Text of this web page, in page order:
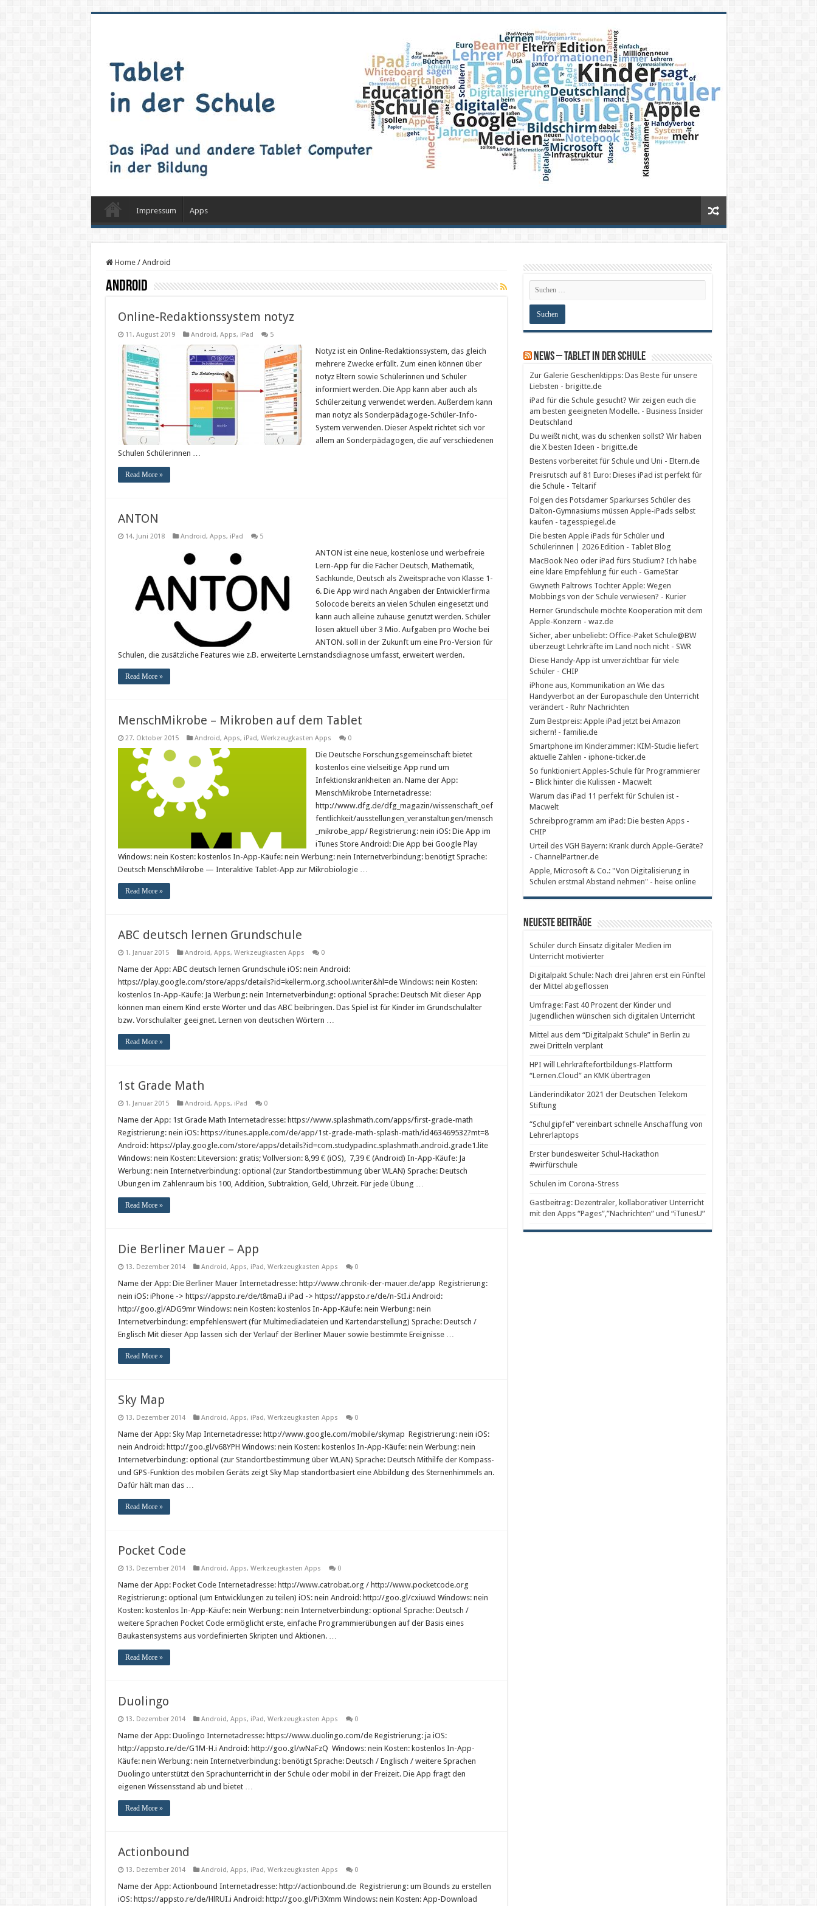
Impressum Apps
Home / Android
Android
Online-Redaktionssystem notyz
11. August 2019 Android, Apps, iPad 5
Notyz ist ein Online-Redaktionssystem, das gleich
mehrere Zwecke erfüllt. Zum einen können über
notyz Eltern sowie Schülerinnen und Schüler
informiert werden. Die App kann aber auch als
Schülerzeitung verwendet werden. Außerdem kann
man notyz als Sonderpädagoge-Schüler-Info-
System verwenden. Dieser Aspekt richtet sich vor
allem an Sonderpädagogen, die auf verschiedenen
Schulen Schülerinnen …
Read More »
ANTON
14. Juni 2018 Android, Apps, iPad 5
ANTON ist eine neue, kostenlose und werbefreie
Lern-App für die Fächer Deutsch, Mathematik,
Sachkunde, Deutsch als Zweitsprache von Klasse 1-
6. Die App wird nach Angaben der Entwicklerfirma
Solocode bereits an vielen Schulen eingesetzt und
kann auch alleine zuhause genutzt werden. Schüler
lösen aktuell über 3 Mio. Aufgaben pro Woche bei
ANTON. soll in der Zukunft um eine Pro-Version für
Schulen, die zusätzliche Features wie z.B. erweiterte Lernstandsdiagnose umfasst, erweitert werden.
Read More »
MenschMikrobe – Mikroben auf dem Tablet
27. Oktober 2015 Android, Apps, iPad, Werkzeugkasten Apps 0
Die Deutsche Forschungsgemeinschaft bietet
kostenlos eine vielseitige App rund um
Infektionskrankheiten an. Name der App:
MenschMikrobe Internetadresse:
http://www.dfg.de/dfg_magazin/wissenschaft_oef
fentlichkeit/ausstellungen_veranstaltungen/mensch
_mikrobe_app/ Registrierung: nein iOS: Die App im
iTunes Store Android: Die App bei Google Play
Windows: nein Kosten: kostenlos In-App-Käufe: nein Werbung: nein Internetverbindung: benötigt Sprache:
Deutsch MenschMikrobe — Interaktive Tablet-App zur Mikrobiologie …
Read More »
ABC deutsch lernen Grundschule
1. Januar 2015 Android, Apps, Werkzeugkasten Apps 0
Name der App: ABC deutsch lernen Grundschule iOS: nein Android:
https://play.google.com/store/apps/details?id=kellerm.org.school.writer&hl=de Windows: nein Kosten:
kostenlos In-App-Käufe: Ja Werbung: nein Internetverbindung: optional Sprache: Deutsch Mit dieser App
können man einem Kind erste Wörter und das ABC beibringen. Das Spiel ist für Kinder im Grundschulalter
bzw. Vorschulalter geeignet. Lernen von deutschen Wörtern …
Read More »
1st Grade Math
1. Januar 2015 Android, Apps, iPad 0
Name der App: 1st Grade Math Internetadresse: https://www.splashmath.com/apps/first-grade-math
Registrierung: nein iOS: https://itunes.apple.com/de/app/1st-grade-math-splash-math/id463469532?mt=8
Android: https://play.google.com/store/apps/details?id=com.studypadinc.splashmath.android.grade1.lite
Windows: nein Kosten: Liteversion: gratis; Vollversion: 8,99 € (iOS), 7,39 € (Android) In-App-Käufe: Ja
Werbung: nein Internetverbindung: optional (zur Standortbestimmung über WLAN) Sprache: Deutsch
Übungen im Zahlenraum bis 100, Addition, Subtraktion, Geld, Uhrzeit. Für jede Übung …
Read More »
Die Berliner Mauer – App
13. Dezember 2014 Android, Apps, iPad, Werkzeugkasten Apps 0
Name der App: Die Berliner Mauer Internetadresse: http://www.chronik-der-mauer.de/app Registrierung:
nein iOS: iPhone -> https://appsto.re/de/t8maB.i iPad -> https://appsto.re/de/n-StI.i Android:
http://goo.gl/ADG9mr Windows: nein Kosten: kostenlos In-App-Käufe: nein Werbung: nein
Internetverbindung: empfehlenswert (für Multimediadateien und Kartendarstellung) Sprache: Deutsch /
Englisch Mit dieser App lassen sich der Verlauf der Berliner Mauer sowie bestimmte Ereignisse …
Read More »
Sky Map
13. Dezember 2014 Android, Apps, iPad, Werkzeugkasten Apps 0
Name der App: Sky Map Internetadresse: http://www.google.com/mobile/skymap Registrierung: nein iOS:
nein Android: http://goo.gl/v68YPH Windows: nein Kosten: kostenlos In-App-Käufe: nein Werbung: nein
Internetverbindung: optional (zur Standortbestimmung über WLAN) Sprache: Deutsch Mithilfe der Kompass-
und GPS-Funktion des mobilen Geräts zeigt Sky Map standortbasiert eine Abbildung des Sternenhimmels an.
Dafür hält man das …
Read More »
Pocket Code
13. Dezember 2014 Android, Apps, Werkzeugkasten Apps 0
Name der App: Pocket Code Internetadresse: http://www.catrobat.org / http://www.pocketcode.org
Registrierung: optional (um Entwicklungen zu teilen) iOS: nein Android: http://goo.gl/cxiuwd Windows: nein
Kosten: kostenlos In-App-Käufe: nein Werbung: nein Internetverbindung: optional Sprache: Deutsch /
weitere Sprachen Pocket Code ermöglicht erste, einfache Programmierübungen auf der Basis eines
Baukastensystems aus vordefinierten Skripten und Aktionen. …
Read More »
Duolingo
13. Dezember 2014 Android, Apps, iPad, Werkzeugkasten Apps 0
Name der App: Duolingo Internetadresse: https://www.duolingo.com/de Registrierung: ja iOS:
http://appsto.re/de/G1M-H.i Android: http://goo.gl/wNaFzQ Windows: nein Kosten: kostenlos In-App-
Käufe: nein Werbung: nein Internetverbindung: benötigt Sprache: Deutsch / Englisch / weitere Sprachen
Duolingo unterstützt den Sprachunterricht in der Schule oder mobil in der Freizeit. Die App fragt den
eigenen Wissensstand ab und bietet …
Read More »
Actionbound
13. Dezember 2014 Android, Apps, iPad, Werkzeugkasten Apps 0
Name der App: Actionbound Internetadresse: http://actionbound.de Registrierung: um Bounds zu erstellen
iOS: https://appsto.re/de/HlRUI.i Android: http://goo.gl/Pi3Xmm Windows: nein Kosten: App-Download
News – Tablet in der Schule
Zur Galerie Geschenktipps: Das Beste für unsere
Liebsten - brigitte.de
iPad für die Schule gesucht? Wir zeigen euch die
am besten geeigneten Modelle. - Business Insider
Deutschland
Du weißt nicht, was du schenken sollst? Wir haben
die X besten Ideen - brigitte.de
Bestens vorbereitet für Schule und Uni - Eltern.de
Preisrutsch auf 81 Euro: Dieses iPad ist perfekt für
die Schule - Teltarif
Folgen des Potsdamer Sparkurses Schüler des
Dalton-Gymnasiums müssen Apple-iPads selbst
kaufen - tagesspiegel.de
Die besten Apple iPads für Schüler und
Schülerinnen | 2026 Edition - Tablet Blog
MacBook Neo oder iPad fürs Studium? Ich habe
eine klare Empfehlung für euch - GameStar
Gwyneth Paltrows Tochter Apple: Wegen
Mobbings von der Schule verwiesen? - Kurier
Herner Grundschule möchte Kooperation mit dem
Apple-Konzern - waz.de
Sicher, aber unbeliebt: Office-Paket Schule@BW
überzeugt Lehrkräfte im Land noch nicht - SWR
Diese Handy-App ist unverzichtbar für viele
Schüler - CHIP
iPhone aus, Kommunikation an Wie das
Handyverbot an der Europaschule den Unterricht
verändert - Ruhr Nachrichten
Zum Bestpreis: Apple iPad jetzt bei Amazon
sichern! - familie.de
Smartphone im Kinderzimmer: KIM-Studie liefert
aktuelle Zahlen - iphone-ticker.de
So funktioniert Apples-Schule für Programmierer
– Blick hinter die Kulissen - Macwelt
Warum das iPad 11 perfekt für Schulen ist -
Macwelt
Schreibprogramm am iPad: Die besten Apps -
CHIP
Urteil des VGH Bayern: Krank durch Apple-Geräte?
- ChannelPartner.de
Apple, Microsoft & Co.: "Von Digitalisierung in
Schulen erstmal Abstand nehmen" - heise online
Neueste Beiträge
Schüler durch Einsatz digitaler Medien im
Unterricht motivierter
Digitalpakt Schule: Nach drei Jahren erst ein Fünftel
der Mittel abgeflossen
Umfrage: Fast 40 Prozent der Kinder und
Jugendlichen wünschen sich digitalen Unterricht
Mittel aus dem “Digitalpakt Schule” in Berlin zu
zwei Dritteln verplant
HPI will Lehrkräftefortbildungs-Plattform
“Lernen.Cloud” an KMK übertragen
Länderindikator 2021 der Deutschen Telekom
Stiftung
“Schulgipfel” vereinbart schnelle Anschaffung von
Lehrerlaptops
Erster bundesweiter Schul-Hackathon
#wirfürschule
Schulen im Corona-Stress
Gastbeitrag: Dezentraler, kollaborativer Unterricht
mit den Apps “Pages”,”Nachrichten” und “iTunesU”